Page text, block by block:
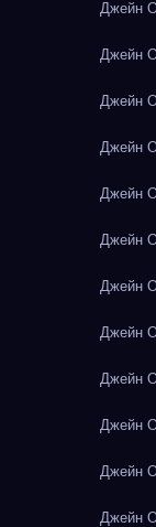
Джейн
Джейн
Джейн
Джейн
Джейн
Джейн
Джейн
Джейн
Джейн
Джейн
Джейн
Джейн